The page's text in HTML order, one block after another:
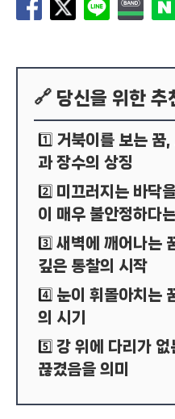
🔗 당신을 위한 추
1️⃣ 거북이를 보는 꿈
과 장수의 상징
2️⃣
미끄러지는 바닥
이 매우 불안정하다
3️⃣ 새벽에 깨어나는
깊은 통찰의 시작
4️⃣ 눈이 휘몰아치는
의 시기
5️⃣ 강 위에 다리가 없
끊겼음을 의미